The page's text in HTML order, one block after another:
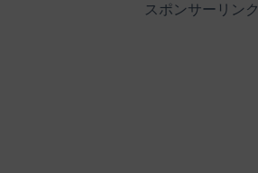
スポンサーリンク